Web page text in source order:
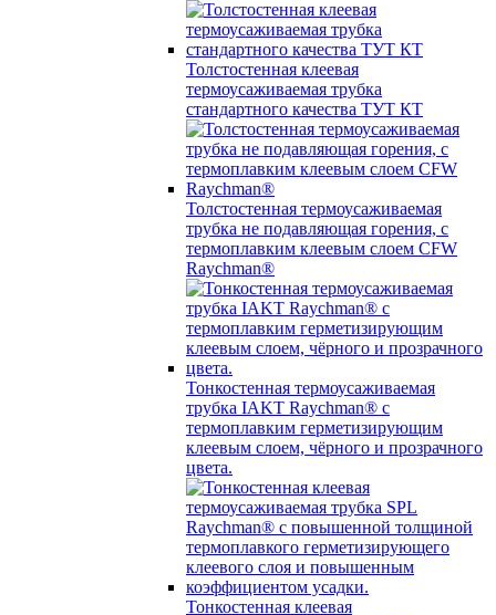
Толстостенная клеевая
термоусаживаемая трубка
стандартного качества ТУТ КТ
Толстостенная термоусаживаемая
трубка не подавляющая горения, с
термоплавким клеевым слоем CFW
Raychman®
Тонкостенная термоусаживаемая
трубка IAKT Raychman® с
термоплавким герметизирующим
клеевым слоем, чёрного и прозрачного
цвета.
Тонкостенная клеевая